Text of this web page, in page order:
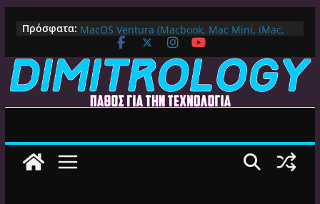
περιεχόμενο
Πρόσφατα: MacOS Ventura (Macbook, Mac Mini, iMac,
IPVanish Προσφορά: 83% Έκπτωση στο
Premium VPN – Δες γιατί αξίζει
Alive GR Kodi: Γιατί Δεν Λειτουργεί Πλέον το
Ελληνικό Add-on
και Ασύρματη Μεταφορά
Ο Καλύτερος Launcher για Android TV /
Google TV: Γρήγορος, Χωρίς Διαφημίσεις και